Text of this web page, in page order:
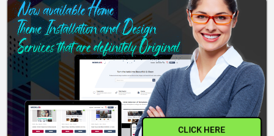
CLICK HERE